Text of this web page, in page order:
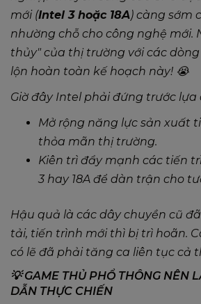
mới (Intel 3 hoặc 18A) càng sớm
nhường chỗ cho công nghệ mới.
thủy" của thị trường với các
lộn hoàn toàn kế hoạch này! 😭
Giờ đây Intel phải đứng trước lựa
Mở rộng năng lực sản xuất
thỏa mãn thị trường.
Kiên trì đẩy mạnh các tiến
3 hay 18A để dàn trận cho
Hậu quả là các dây chuyền cũ
tải, tiến trình mới thì bị trì hoãn.
có lẽ đã phải tăng ca liên tục cả
💡 GAME THỦ PHỔ THÔNG NÊN
DẪN THỰC CHIẾN